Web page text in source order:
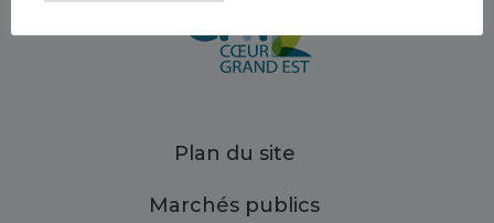
Plan du site
Marchés publics